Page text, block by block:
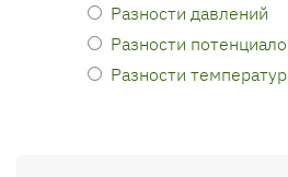
Разности давлений
Разности
Разности температур